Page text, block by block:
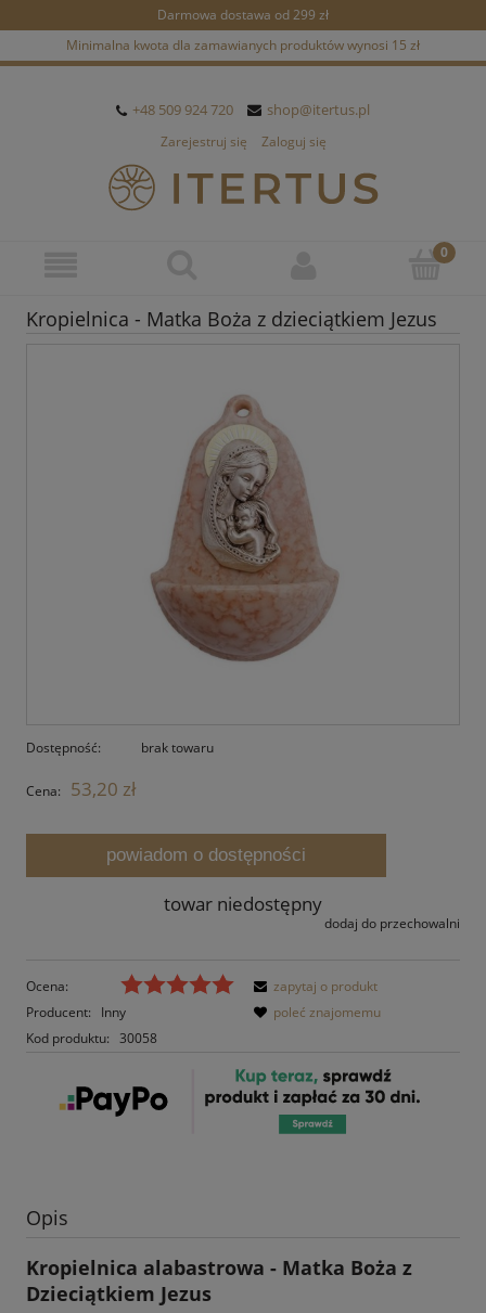
Darmowa dostawa od 299 zł
Minimalna kwota dla zamawianych produktów wynosi 15 zł
+48 509 924 720 shop@itertus.pl
Zarejestruj się Zaloguj się
Kropielnica - Matka Boża z dzieciątkiem Jezus
Dostępność: brak towaru
Cena: 53,20 zł
powiadom o dostępności
towar niedostępny
dodaj do przechowalni
Ocena:
Producent:
Inny
Kod produktu: 30058
zapytaj o produkt
poleć znajomemu
Opis
Kropielnica alabastrowa - Matka Boża z
Dzieciątkiem Jezus